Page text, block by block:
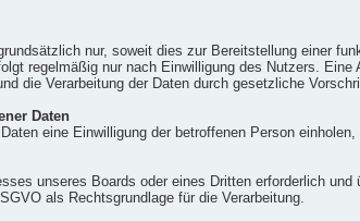
nur, soweit dies zur Bereitstellung einer
regelmäßig nur nach Einwilligung des Nutzers.
die Verarbeitung der Daten durch gesetzliche
Daten
eine Einwilligung der betroffenen Person
unseres Boards oder eines Dritten erforderlich
als Rechtsgrundlage für die Verarbeitung.